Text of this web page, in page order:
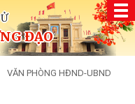
ĐẠO
VĂN PHÒNG HĐND-UBND